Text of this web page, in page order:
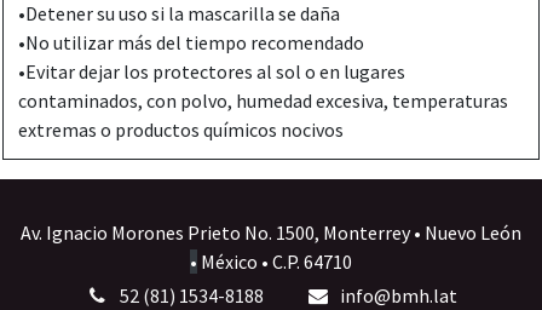
•Detener su uso si la mascarilla se daña
•No utilizar más del tiempo recomendado
•Evitar dejar los protectores al sol o en lugares
contaminados, con polvo, humedad excesiva, temperaturas
extremas o productos químicos nocivos
Av. Ignacio Morones Prieto No. 1500, Monterrey • Nuevo León
• México • C.P. 64710
52 (81) 1534-8188
info@bmh.lat